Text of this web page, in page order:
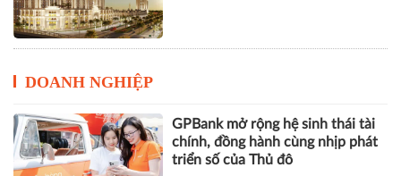
GPBank mở rộng hệ sinh thái tài
Cách Masan kiến tạo nội lực cho
chặng đường tăng trưởng tiếp
theo